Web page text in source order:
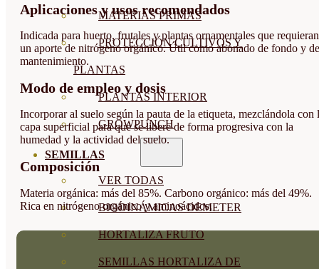
MATERIAS PRIMAS
PROTECCIÓN CULTIVOS Y
PLANTAS
PLANTAS INTERIOR
GROWPUNCH
SEMILLAS
VER TODAS
BIODINÁMICAS DEMETER
HORTALIZA FRUTO
SEMILLAS HORTALIZA DE
Aplicaciones y usos recomendados
Indicada para huerto, frutales y plantas ornamentales que requieran
un aporte de nitrógeno orgánico. Útil como abonado de fondo y de
mantenimiento.
Modo de empleo y dosis
Incorporar al suelo según la pauta de la etiqueta, mezclándola con
capa superficial para que se libere de forma progresiva con la
humedad y la actividad del suelo.
Composición
Materia orgánica: más del 85%. Carbono orgánico: más del 49%.
Rica en nitrógeno orgánico y aminoácidos.